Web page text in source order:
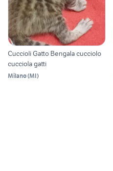
Cuccioli Gatto Bengala cucciolo
cucciola gatti
Milano(MI)